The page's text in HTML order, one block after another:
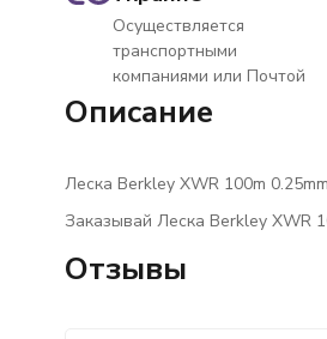
Осуществляется
транспортными
компаниями или Почтой
Описание
Леска Berkley XWR 100m
Заказывай Леска Berkley XWR
Отзывы